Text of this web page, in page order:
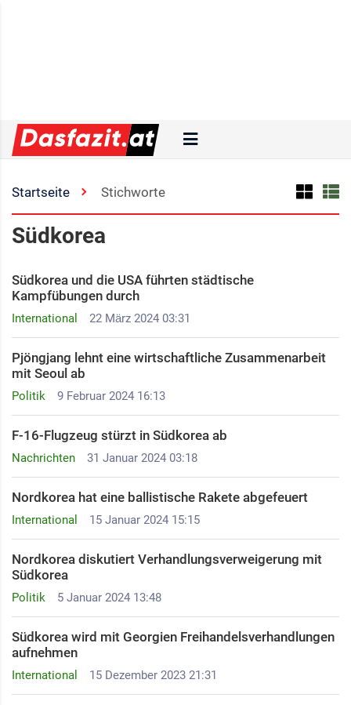
Startseite Stichworte
Südkorea
International 22 März 2024 03:31
Südkorea und die USA führten städtische
Kampfübungen durch
Politik 9 Februar 2024 16:13
Pjöngjang lehnt eine wirtschaftliche Zusammenarbeit
mit Seoul ab
Nachrichten 31 Januar 2024 03:18
F-16-Flugzeug stürzt in Südkorea ab
International 15 Januar 2024 15:15
Nordkorea hat eine ballistische Rakete abgefeuert
Politik 5 Januar 2024 13:48
Nordkorea diskutiert Verhandlungsverweigerung mit
Südkorea
International 15 Dezember 2023 21:31
Südkorea wird mit Georgien Freihandelsverhandlungen
aufnehmen